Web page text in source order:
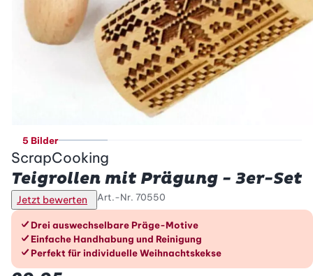
5 Bilder
ScrapCooking
Teigrollen mit Prägung - 3er-Set
Jetzt bewerten Art.-Nr. 70550
Die Vorteile im Überblick
Drei auswechselbare Präge-Motive
Einfache Handhabung und Reinigung
Perfekt für individuelle Weihnachtskekse